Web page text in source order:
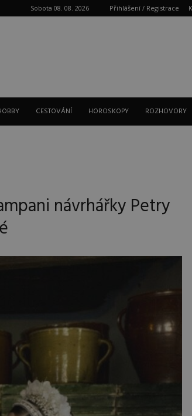
Sobota 08. 08. 2026 Přihlášení / Registrace
CESTOVÁNÍ HOROSKOPY ROZHOVORY
návrhářky Petry